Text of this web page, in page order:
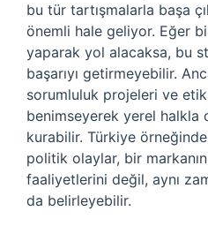
bu tür tartışmalarla başa
önemli hale geliyor. Eğer
yaparak yol alacaksa, bu
başarıyı getirmeyebilir.
sorumluluk projeleri ve etik
benimseyerek yerel halkla
kurabilir. Türkiye
politik olaylar, bir
faaliyetlerini değil, aynı
da belirleyebilir.